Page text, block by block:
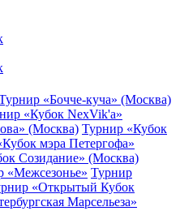
«Бочче-куча» (Москва)
«Кубок NexVik'a»
(Москва) Турнир «Кубок
мэра Петергофа»
Созидание» (Москва)
«Межсезонье» Турнир
«Открытый Кубок
Марсельеза»